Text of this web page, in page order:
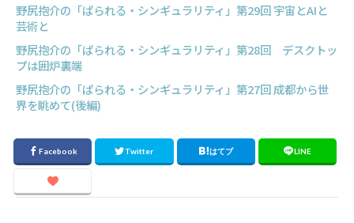
野尻抱介の「ぱられる・シンギュラリティ」第29回 宇宙とAIと
芸術と
野尻抱介の「ぱられる・シンギュラリティ」第28回 デスクトッ
プは囲炉裏端
野尻抱介の「ぱられる・シンギュラリティ」第27回 成都から世
界を眺めて(後編)